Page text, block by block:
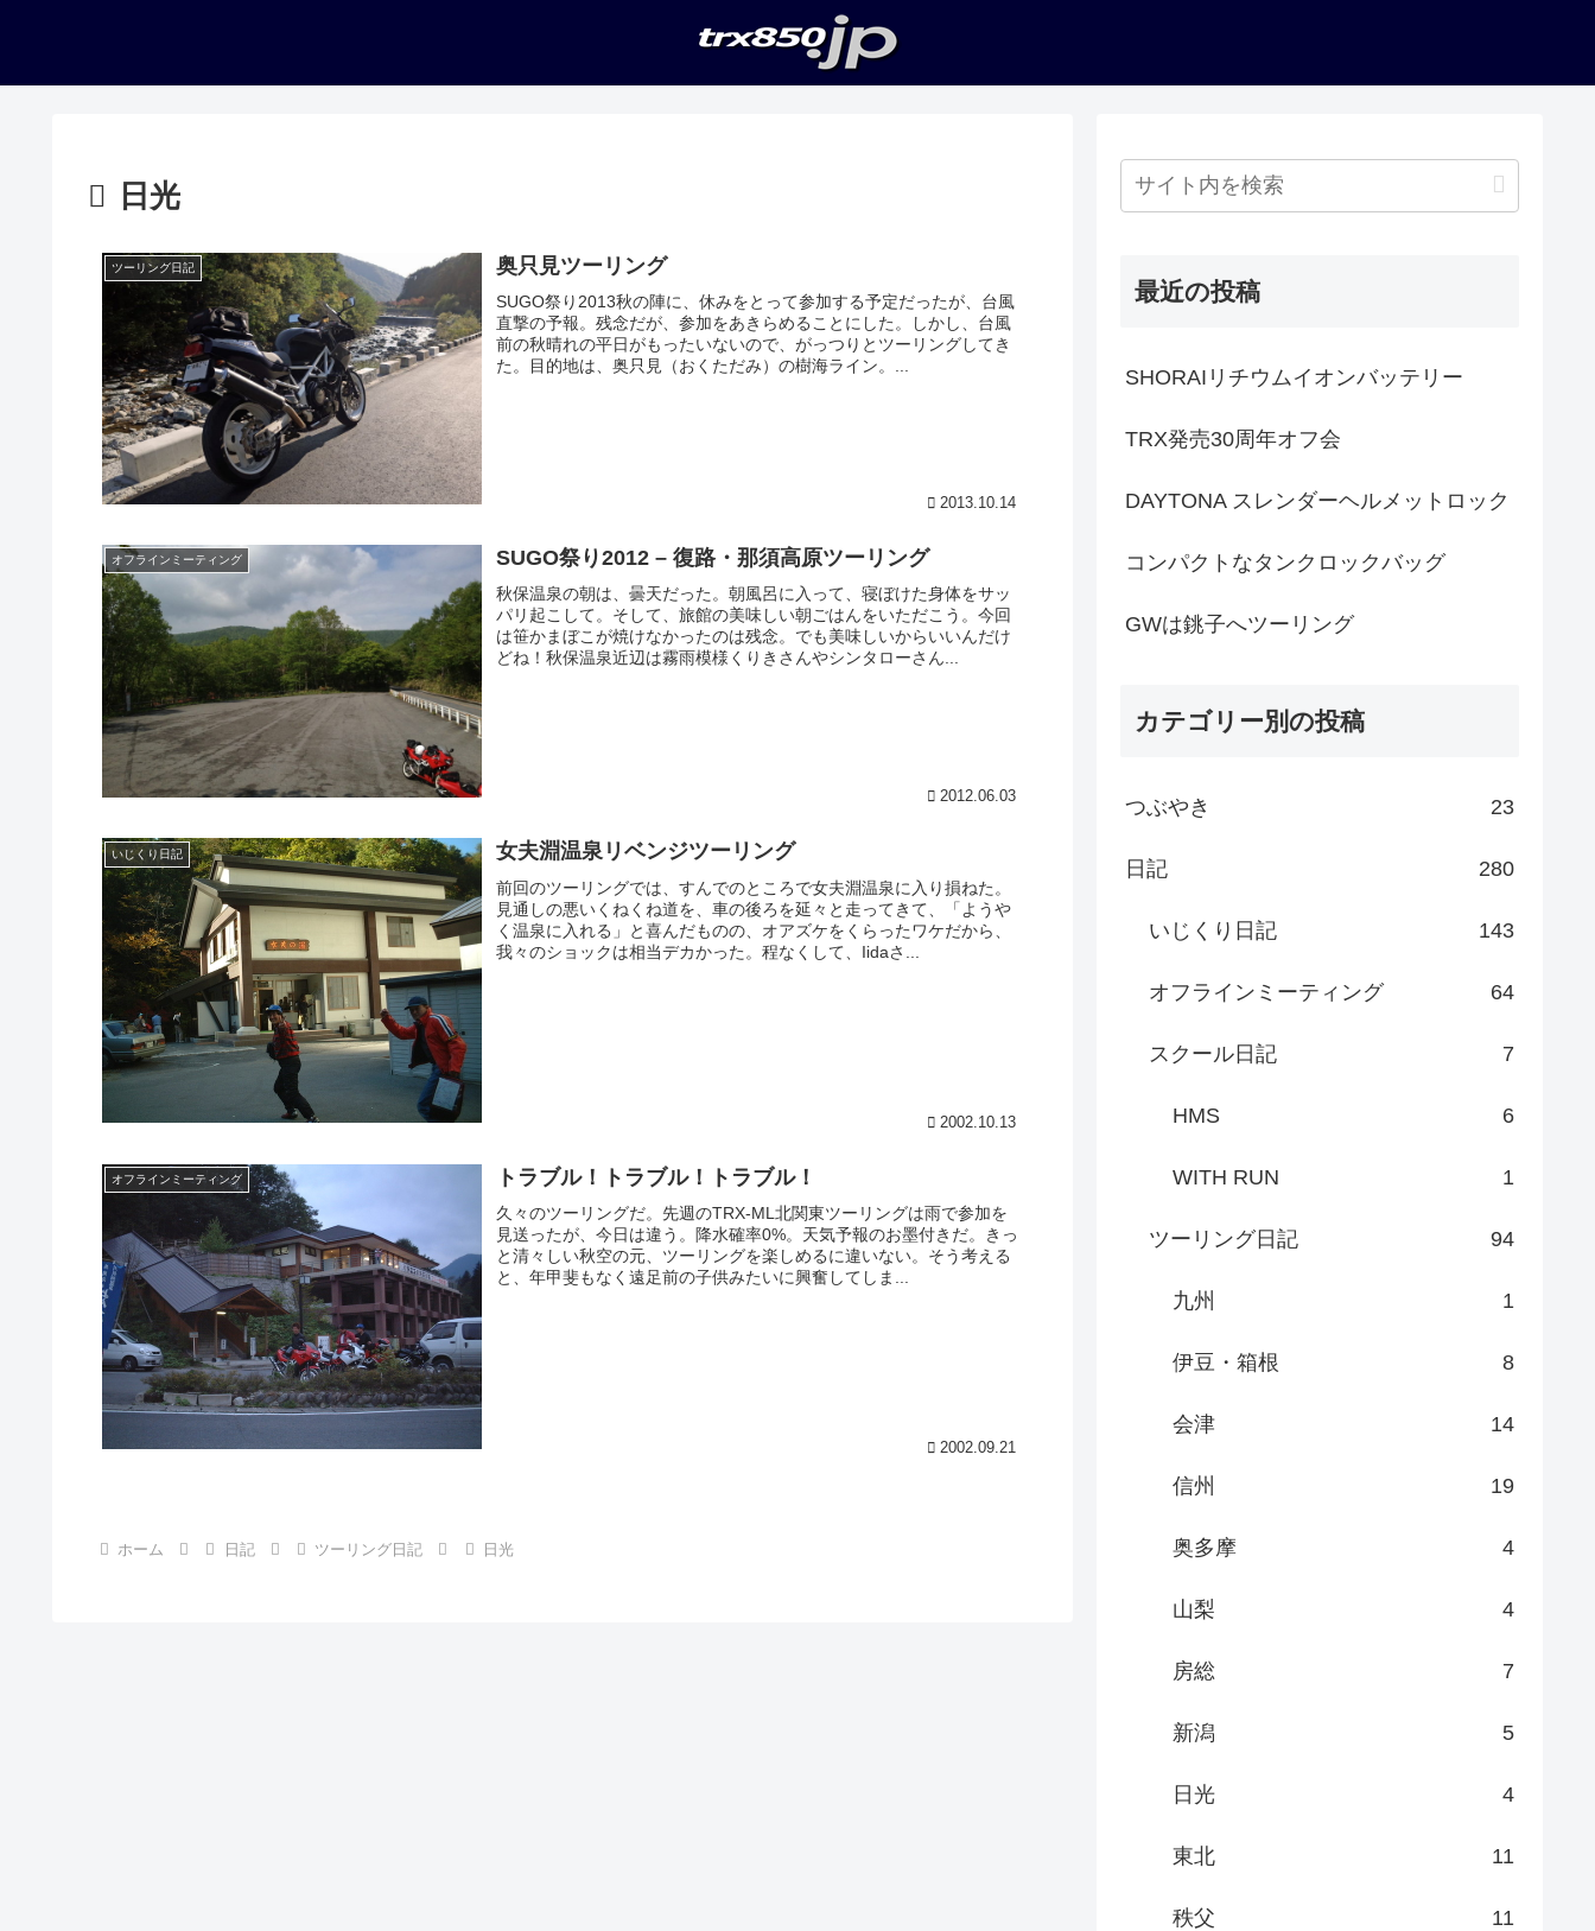
日光
ツーリング日記 奥只見ツーリング
SUGO祭り2013秋の陣に、休みをとって参加する予定だったが、台風
直撃の予報。残念だが、参加をあきらめることにした。しかし、台風
前の秋晴れの平日がもったいないので、がっつりとツーリングしてき
た。目的地は、奥只見（おくただみ）の樹海ライン。...
2013.10.14
オフラインミーティング SUGO祭り2012 – 復路・那須高原ツーリング
秋保温泉の朝は、曇天だった。朝風呂に入って、寝ぼけた身体をサッ
パリ起こして。そして、旅館の美味しい朝ごはんをいただこう。今回
は笹かまぼこが焼けなかったのは残念。でも美味しいからいいんだけ
どね！秋保温泉近辺は霧雨模様くりきさんやシンタローさん...
2012.06.03
いじくり日記 女夫淵温泉リベンジツーリング
前回のツーリングでは、すんでのところで女夫淵温泉に入り損ねた。
見通しの悪いくねくね道を、車の後ろを延々と走ってきて、「ようや
く温泉に入れる」と喜んだものの、オアズケをくらったワケだから、
我々のショックは相当デカかった。程なくして、Iidaさ...
2002.10.13
オフラインミーティング トラブル！トラブル！トラブル！
久々のツーリングだ。先週のTRX-ML北関東ツーリングは雨で参加を
見送ったが、今日は違う。降水確率0%。天気予報のお墨付きだ。きっ
と清々しい秋空の元、ツーリングを楽しめるに違いない。そう考える
と、年甲斐もなく遠足前の子供みたいに興奮してしま...
2002.09.21
ホーム 日記 ツーリング日記 日光
最近の投稿
SHORAIリチウムイオンバッテリー
TRX発売30周年オフ会
DAYTONA スレンダーヘルメットロック
コンパクトなタンクロックバッグ
GWは銚子へツーリング
カテゴリー別の投稿
つぶやき 23
日記 280
いじくり日記 143
オフラインミーティング 64
スクール日記 7
HMS 6
WITH RUN 1
ツーリング日記 94
九州 1
伊豆・箱根 8
会津 14
信州 19
奥多摩 4
山梨 4
房総 7
新潟 5
日光 4
東北 11
秩父 11